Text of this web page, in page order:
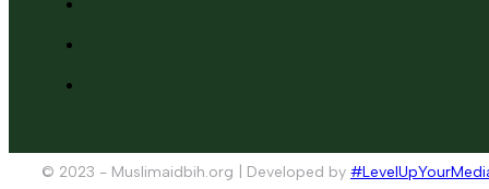
© 2023 - Muslimaidbih.org | Developed by